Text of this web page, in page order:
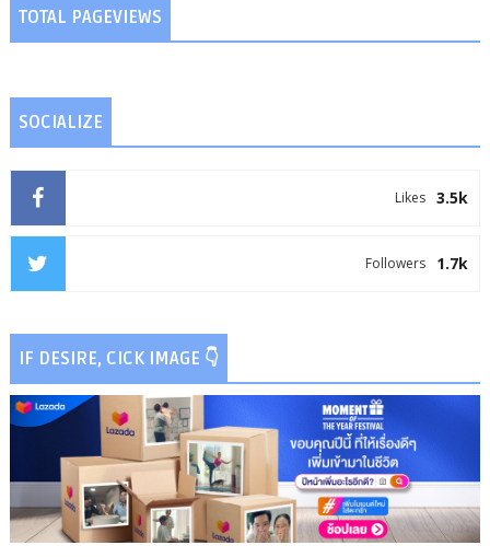
TOTAL PAGEVIEWS
SOCIALIZE
3.5k
Likes
1.7k
Followers
IF DESIRE, CICK IMAGE 👇